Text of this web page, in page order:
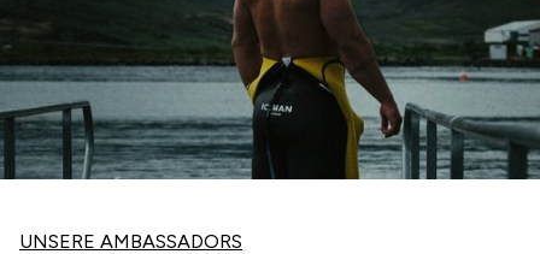
UNSERE AMBASSADORS